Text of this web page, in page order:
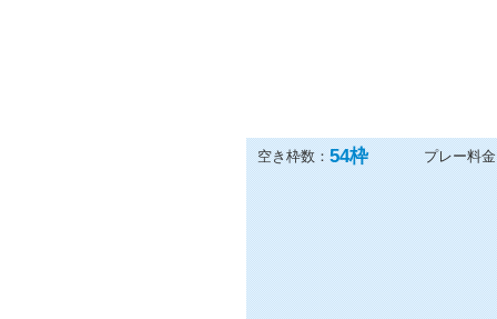
空き枠数： 54枠 プレー料